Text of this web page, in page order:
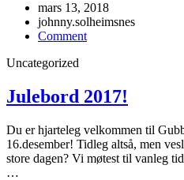
mars 13, 2018
johnny.solheimsnes
Commenton
Uncategorized
Julebord 2017!
Du er hjarteleg velkommen til
16.desember! Tidleg altså, men
store dagen? Vi møtest til vanleg
…